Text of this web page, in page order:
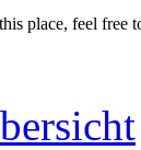
place, feel free